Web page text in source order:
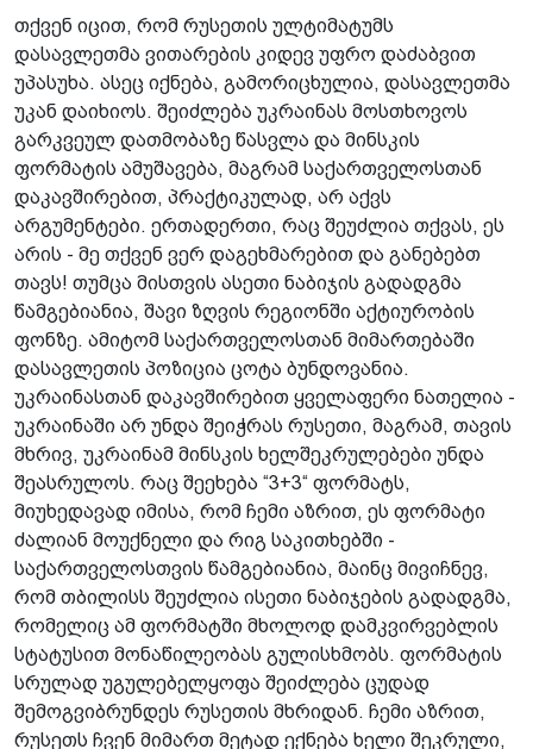
თქვენ იცით, რომ რუსეთის ულტიმატუმს
დასავლეთმა ვითარების კიდევ უფრო დაძაბვით
უპასუხა. ასეც იქნება, გამორიცხულია, დასავლეთმა
უკან დაიხიოს. შეიძლება უკრაინას მოსთხოვოს
გარკვეულ დათმობაზე წასვლა და მინსკის
ფორმატის ამუშავება, მაგრამ საქართველოსთან
დაკავშირებით, პრაქტიკულად, არ აქვს
არგუმენტები. ერთადერთი, რაც შეუძლია თქვას, ეს
არის - მე თქვენ ვერ დაგეხმარებით და განებებთ
თავს! თუმცა მისთვის ასეთი ნაბიჯის გადადგმა
წამგებიანია, შავი ზღვის რეგიონში აქტიურობის
ფონზე. ამიტომ საქართველოსთან მიმართებაში
დასავლეთის პოზიცია ცოტა ბუნდოვანია.
უკრაინასთან დაკავშირებით ყველაფერი ნათელია -
უკრაინაში არ უნდა შეიჭრას რუსეთი, მაგრამ, თავის
მხრივ, უკრაინამ მინსკის ხელშეკრულებები უნდა
შეასრულოს. რაც შეეხება “3+3“ ფორმატს,
მიუხედავად იმისა, რომ ჩემი აზრით, ეს ფორმატი
ძალიან მოუქნელი და რიგ საკითხებში -
საქართველოსთვის წამგებიანია, მაინც მივიჩნევ,
რომ თბილისს შეუძლია ისეთი ნაბიჯების გადადგმა,
რომელიც ამ ფორმატში მხოლოდ დამკვირვებლის
სტატუსით მონაწილეობას გულისხმობს. ფორმატის
სრულად უგულებელყოფა შეიძლება ცუდად
შემოგვიბრუნდეს რუსეთის მხრიდან. ჩემი აზრით,
რუსეთს ჩვენ მიმართ მეტად ექნება ხელი შეკრული,